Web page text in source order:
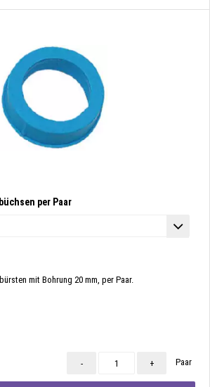
per Paar
mit Bohrung 20 mm, per Paar.
- + Paar